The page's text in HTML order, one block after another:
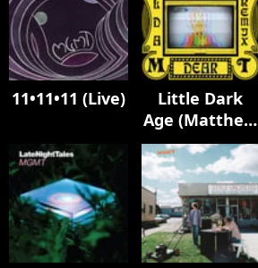
11•11•11 (Live)
Little Dark
Age (Matthew
Dear Album
Remix)